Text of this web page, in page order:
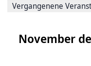
Vergangenene
November